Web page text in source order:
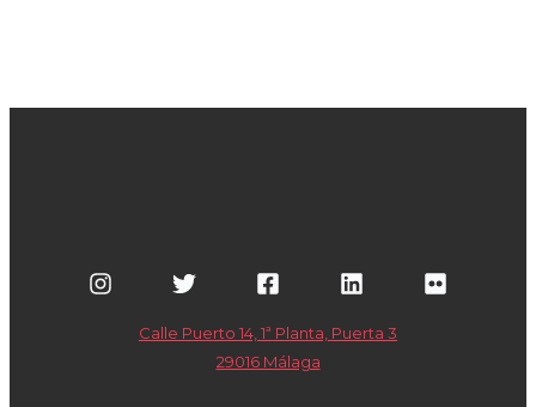
Calle Puerto 14, 1ª Planta, Puerta 3
29016 Málaga